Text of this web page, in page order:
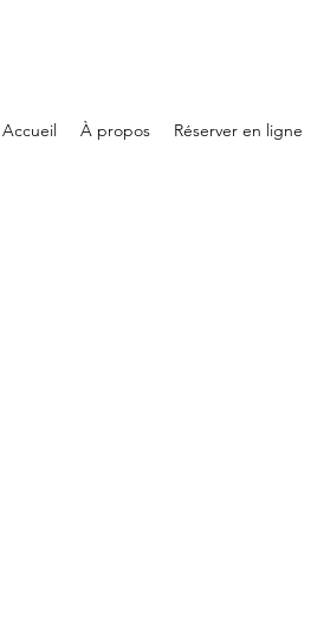
Accueil À propos Réserver en ligne